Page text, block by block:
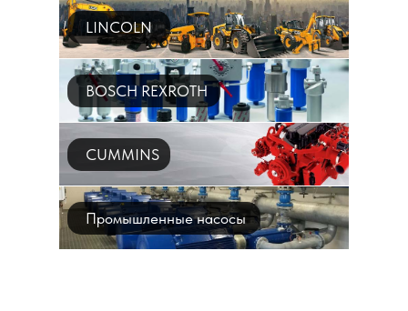
LINCOLN
BOSCH REXROTH
CUMMINS
Промышленные насосы